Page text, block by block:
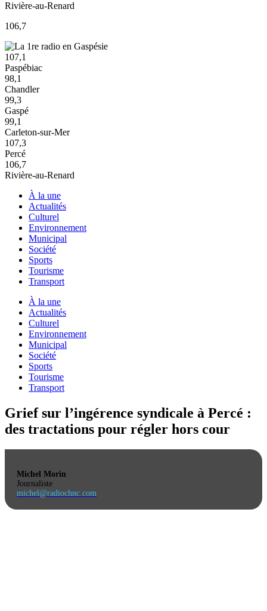
Rivière-au-Renard
106,7
107,1
Paspébiac
98,1
Chandler
99,3
Gaspé
99,1
Carleton-sur-Mer
107,3
Percé
106,7
Rivière-au-Renard
À la une
Actualités
Culturel
Environnement
Municipal
Société
Sports
Tourisme
Transport
À la une
Actualités
Culturel
Environnement
Municipal
Société
Sports
Tourisme
Transport
Grief sur l’ingérence syndicale à Percé :
des tractations pour régler hors cour
Michel Morin
Journaliste
michel@radiochnc.com